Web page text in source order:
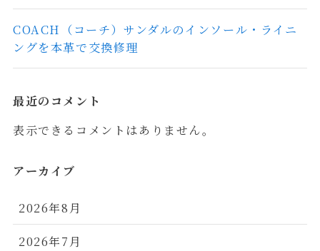
COACH（コーチ）サンダルのインソール・ライニ
ングを本革で交換修理
最近のコメント
表示できるコメントはありません。
アーカイブ
2026年8月
2026年7月